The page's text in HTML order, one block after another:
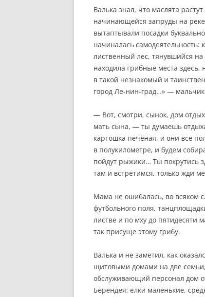
Валька знал, что маслята
начинающейся запруды на
вытаптывали посадки
начиналась
лиственный лес, тянувшийся
находила грибные места
в такой незнакомый и
город Ле-нин-град…» —
— Вот, смотри, сынок, дом
мать сына, — ты думаешь
картошка печёная, и они все
в полукилометре, и будем
пойдут рыжики… Ты покрутись
там и встретимся, только жди
Мама не ошибалась, во всяком
футбольного поля,
листве и по мху до пятидесяти
так присуще этому грибу.
Валька и не заметил, как
щитовыми домами на две
обслуживающий персонал дом
Берендея: елки маленькие,